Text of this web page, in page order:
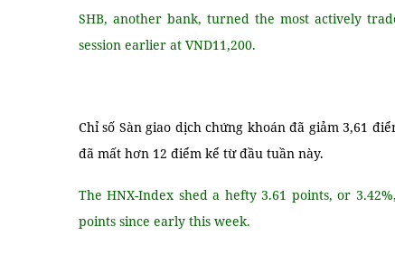
SHB, another bank, turned the most actively
session earlier at VND11,200.
Chỉ số Sàn giao dịch chứng khoán đã giảm 3,61
đã mất hơn 12 điểm kể từ đầu tuần này.
The HNX-Index shed a hefty 3.61 points, or
points since early this week.